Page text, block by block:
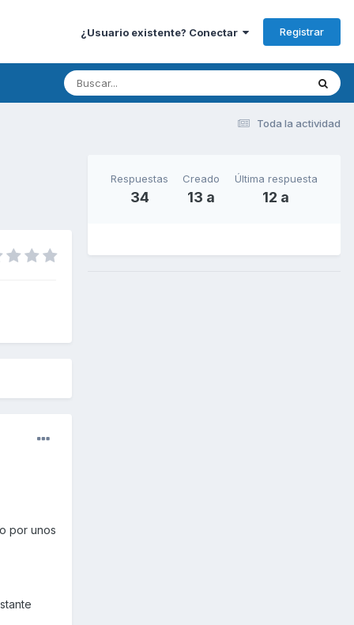
¿Usuario existente? Conectar Registrar
Toda la actividad
por unos
Respuestas
34
Creado
13 a
Última respuesta
12 a